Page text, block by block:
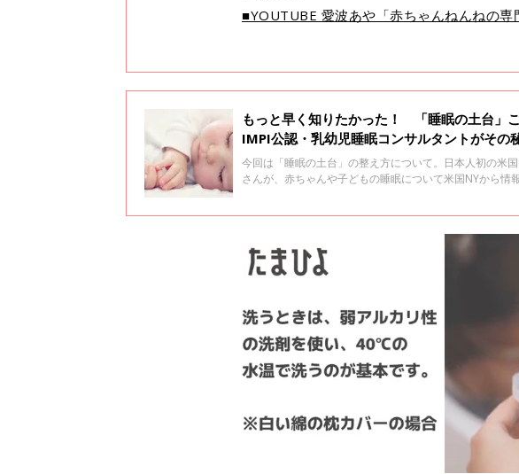
■YOUTUBE 愛波あや「赤ちゃんねんねの専
もっと早く知りたかった！ 「睡眠の土台」
IMPI公認・乳幼児睡眠コンサルタントがその
今回は「睡眠の土台」の整え方について。日本人初の米
さんが、赤ちゃんや子どもの睡眠について米国NYから情